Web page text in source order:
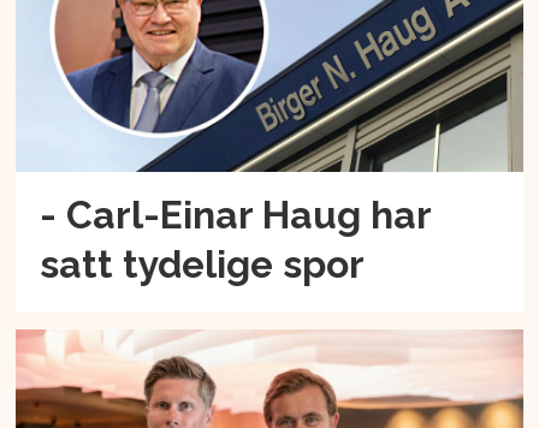
- Carl-Einar Haug har
satt tydelige spor